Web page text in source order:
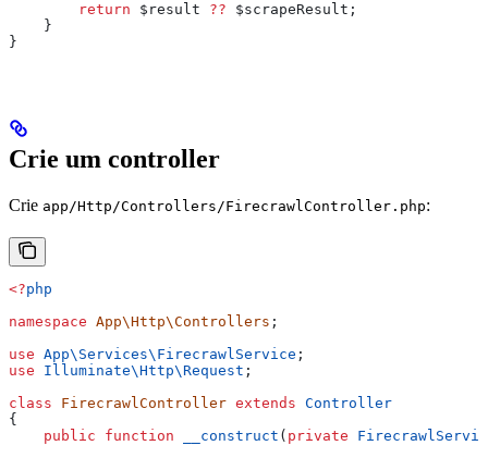
        return
$result ?? $scrapeResult ;
    }
}
Crie um controller
Crie app/Http/Controllers/FirecrawlController.php:
<?php
namespace App\Http\Controllers ;
use App\Services\ FirecrawlService ;
use Illuminate\Http\Request ;
class FirecrawlController extends Controller
{
    public
function __construct ( private